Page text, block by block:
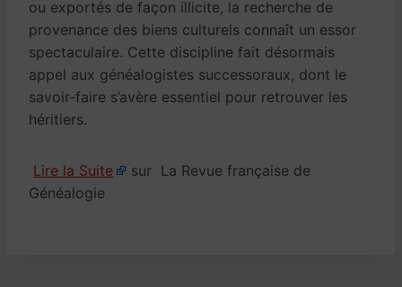
ou exportés de façon illicite, la recherche de
provenance des biens culturels connaît un essor
spectaculaire. Cette discipline fait désormais
appel aux généalogistes successoraux, dont le
savoir-faire s’avère essentiel pour retrouver les
héritiers.
Lire la Suite
sur La Revue française de
Généalogie